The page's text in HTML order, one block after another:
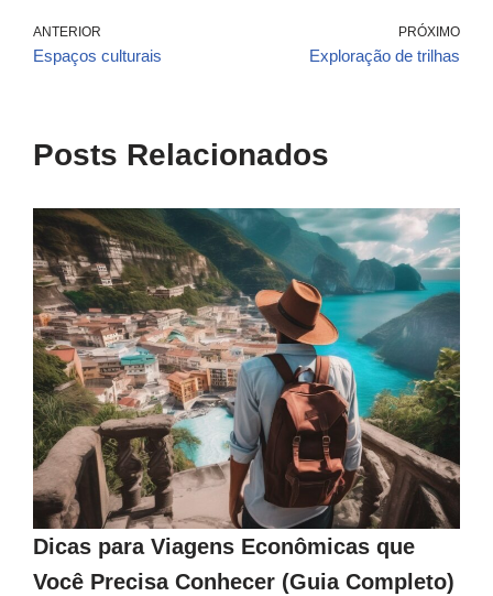
ANTERIOR
Espaços culturais
PRÓXIMO
Exploração de trilhas
Posts Relacionados
Dicas para Viagens Econômicas que
Você Precisa Conhecer (Guia Completo)